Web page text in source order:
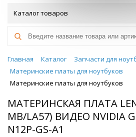
Каталог товаров
Главная Каталог
Запчасти для
Материнские платы для ноутбуков
Материнские платы для ноутбуков
МАТЕРИНСКАЯ ПЛАТА
MB/LA57) ВИДЕО NVIDIA
N12P-GS-A1